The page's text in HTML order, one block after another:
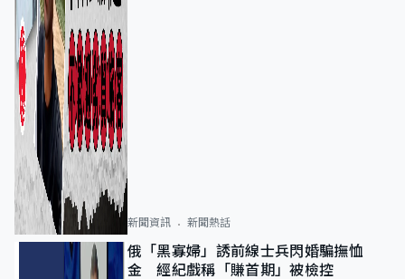
新聞資訊 新聞熱話
俄「黑寡婦」誘前線士兵閃婚騙撫恤
金 經紀戲稱「賺首期」被檢控